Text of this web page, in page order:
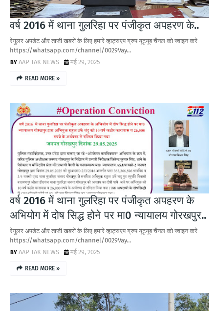
वर्ष 2016 में थाना गुलरिहा पर पंजीकृत अपहरण के..
रेगुलर अपडेट और ताजी खबरों के लिए हमारे व्हाट्सएप ग्रुप यूट्यूब चैनल को ज्वाइन करे
https://whatsapp.com/channel/0029Vay…
AAP TAK NEWS
मई 29, 2025
READ MORE »
वर्ष 2016 में थाना गुलरिहा पर पंजीकृत अपहरण के
अभियोग में दोष सिद्ध होने पर मा0 न्यायालय गोरखपुर..
रेगुलर अपडेट और ताजी खबरों के लिए हमारे व्हाट्सएप ग्रुप यूट्यूब चैनल को ज्वाइन करे
https://whatsapp.com/channel/0029Vay…
AAP TAK NEWS
मई 29, 2025
READ MORE »